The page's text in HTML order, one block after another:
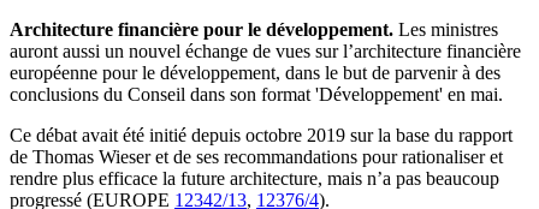
Architecture financière pour le développement. Les ministres
auront aussi un nouvel échange de vues sur l’architecture financière
européenne pour le développement, dans le but de parvenir à des
conclusions du Conseil dans son format 'Développement' en mai.
Ce débat avait été initié depuis octobre 2019 sur la base du rapport
de Thomas Wieser et de ses recommandations pour rationaliser et
rendre plus efficace la future architecture, mais n’a pas beaucoup
progressé (EUROPE 12342/13, 12376/4).